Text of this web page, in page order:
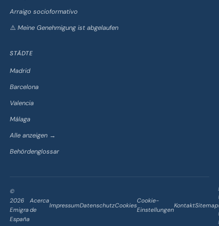
Arraigo socioformativo
⚠️ Meine Genehmigung ist abgelaufen
STÄDTE
Madrid
Barcelona
Valencia
Málaga
Alle anzeigen →
Behördenglossar
©
2026
Emigra
España
Acerca
de
ImpressumDatenschutzCookies
Cookie-
Einstellungen
KontaktSitemap